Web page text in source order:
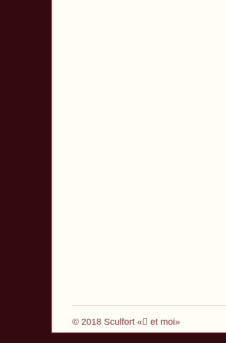
© 2018 Sculfort « et moi»